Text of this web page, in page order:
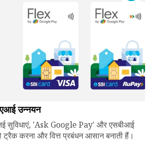
उन्नयन
सुविधाएं, 'Ask Google Pay' और एसबीआई
ट्रैक करना और वित्त प्रबंधन आसान बनाती हैं।